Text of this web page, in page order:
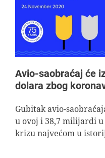
Avio-saobraćaj će
dolara zbog
Gubitak avio-
u ovoj i 38,7 milijardi
krizu najvećom u